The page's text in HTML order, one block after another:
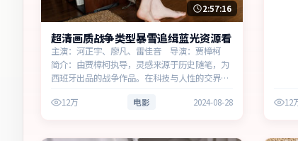
2:57:16
超清画质战争类型暴雪追缉蓝光资源看
主演：河正宇、廖凡、雷佳音 导演：贾樟柯
简介：由贾樟柯执导，灵感来源于历史随笔，为
西班牙出品的战争作品。在科技与人性的交界
镜头呈现群像张力。主演以细腻表演撑起情感层
12万 电影 2024-08-28 12